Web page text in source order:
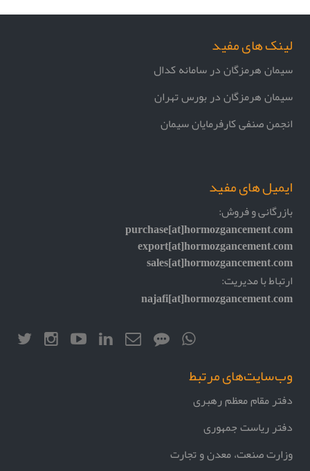
لینک های مفید
سیمان هرمزگان در سامانه کدال
سیمان هرمزگان در بورس تهران
انجمن صنفی کارفرمایان سیمان
ایمیل های مفید
بازرگانی و فروش:
purchase[at]hormozgancement.com
export[at]hormozgancement.com
sales[at]hormozgancement.com
ارتباط با مدیریت:
najafi[at]hormozgancement.com
وب‌سایت‌های مرتبط
دفتر مقام معظم رهبری
دفتر ریاست جمهوری
وزارت صنعت، معدن و تجارت